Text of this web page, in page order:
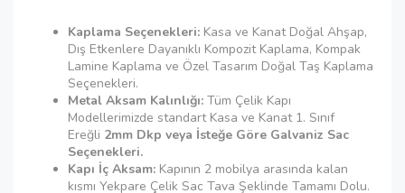
Kaplama Seçenekleri: Kasa ve Kanat Doğal Ahşap,
Dış Etkenlere Dayanıklı Kompozit Kaplama, Kompak
Lamine Kaplama ve Özel Tasarım Doğal Taş Kaplama
Seçenekleri.
Metal Aksam Kalınlığı: Tüm Çelik Kapı
Modellerimizde standart Kasa ve Kanat 1. Sınıf
Ereğli 2mm Dkp veya İsteğe Göre Galvaniz Sac
Seçenekleri.
Kapı İç Aksam: Kapının 2 mobilya arasında kalan
kısmı Yekpare Çelik Sac Tava Şeklinde Tamamı Dolu.